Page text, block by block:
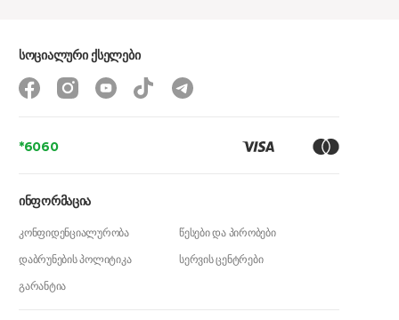
*6060
ინფორმაცია
კონფიდენციალურობა
წესები და პირობები
დაბრუნების პოლიტიკა
სერვის ცენტრები
გარანტია
სოციალური ქსელები